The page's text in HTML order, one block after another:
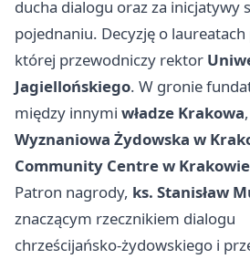
ducha dialogu oraz za inicjatywy
pojednaniu. Decyzję o laureatach
której przewodniczy rektor
Jagiellońskiego. W gronie
między innymi władze Krakowa,
Wyznaniowa Żydowska w
Community Centre w Krakowie
Patron nagrody, ks. Stanisław
znaczącym rzecznikiem dialogu
chrześcijańsko‑żydowskiego i